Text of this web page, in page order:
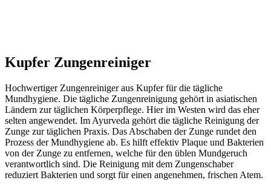
Kupfer Zungenreiniger
Hochwertiger Zungenreiniger aus Kupfer für die tägliche
Mundhygiene. Die tägliche Zungenreinigung gehört in asiatischen
Ländern zur täglichen Körperpflege. Hier im Westen wird das eher
selten angewendet. Im Ayurveda gehört die tägliche Reinigung der
Zunge zur täglichen Praxis. Das Abschaben der Zunge rundet den
Prozess der Mundhygiene ab. Es hilft effektiv Plaque und Bakterien
von der Zunge zu entfernen, welche für den üblen Mundgeruch
verantwortlich sind. Die Reinigung mit dem Zungenschaber
reduziert Bakterien und sorgt für einen angenehmen, frischen Atem.